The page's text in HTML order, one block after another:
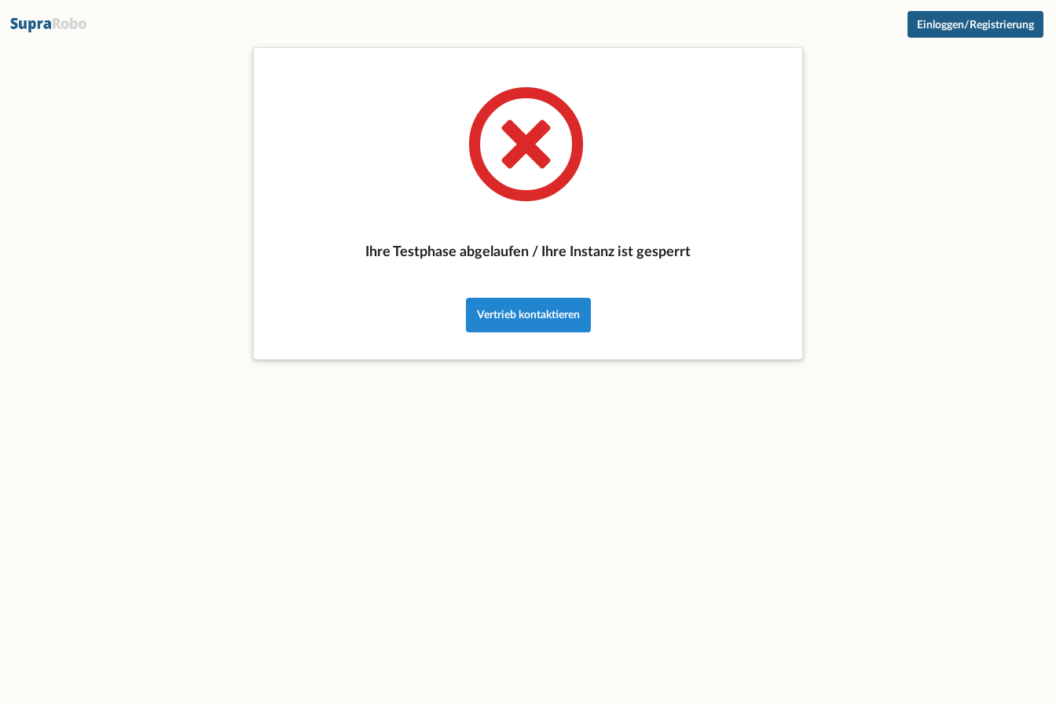
Einloggen/Registrierung
Ihre Testphase abgelaufen / Ihre Instanz ist gesperrt
Vertrieb kontaktieren